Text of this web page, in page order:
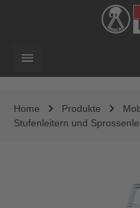
Home Produkte
Stufenleitern und